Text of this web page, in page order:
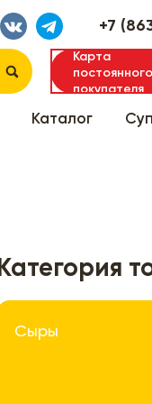
+7
Карта
постоянного
покупателя
Каталог
Категория
Сыры